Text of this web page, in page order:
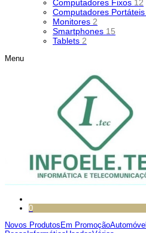
Computadores Fixos 12
Computadores Portáteis
Monitores 2
Smartphones 15
Tablets 2
Menu
0
Novos Produtos Em PromoçãoAutomóvel